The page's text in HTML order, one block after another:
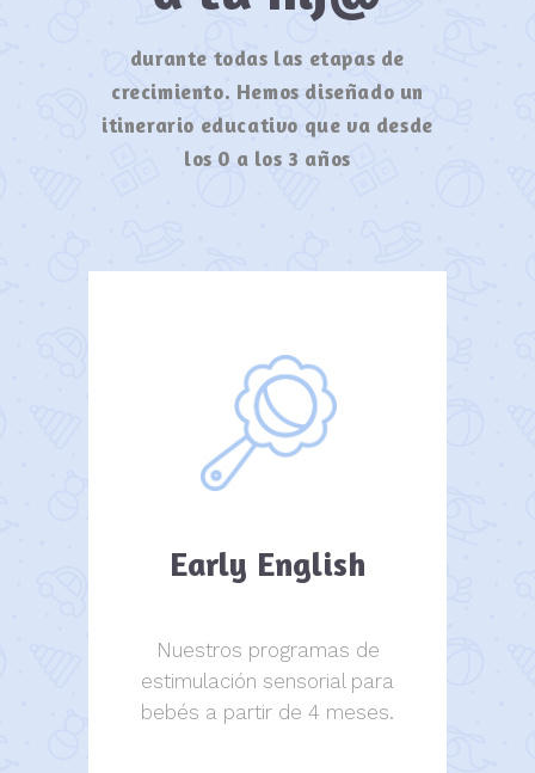
durante todas las etapas de
crecimiento. Hemos diseñado un
itinerario educativo que va desde
los 0 a los 3 años
Early English
Nuestros programas de
estimulación sensorial para
bebés a partir de 4 meses.